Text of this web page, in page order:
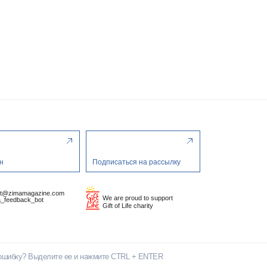
Подписаться на рассылку
We are proud to support
Gift of Life charity
Выделите ее и нажмите CTRL + ENTER